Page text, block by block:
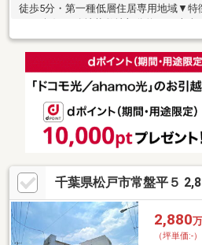
徒歩5分・第一種低層住居専用地域▼特
からの音が届きにくい旗竿地・ハウス
き、お好みのプランで建築可能・即
辺環境・御滝ハトの公園 徒歩4分(約
徒歩7分(約500m)・セブンイレブン船
物件の詳細・ご相談はお気軽にお問い
千葉県松戸市常盤平５
2,880
（坪単価:-）